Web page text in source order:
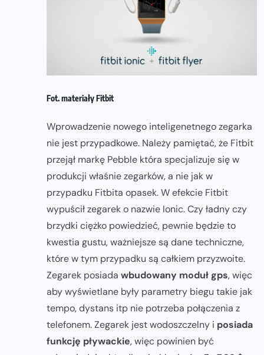
Fot. materiały Fitbit
Wprowadzenie nowego inteligenetnego zegarka
nie jest przypadkowe. Należy pamiętać, że Fitbit
przejął markę Pebble która specjalizuje się w
produkcji właśnie zegarków, a nie jak w
przypadku Fitbita opasek. W efekcie Fitbit
wypuścił zegarek o nazwie Ionic. Czy ładny czy
brzydki ciężko powiedzieć, pewnie będzie to
kwestia gustu, ważniejsze są dane techniczne,
które w tym przypadku są całkiem przyzwoite.
Zegarek posiada wbudowany moduł gps, więc
aby wyświetlane były parametry biegu takie jak
tempo, dystans itp nie potrzeba połączenia z
telefonem. Zegarek jest wodoszczelny i posiada
funkcję pływackie, więc powinien być